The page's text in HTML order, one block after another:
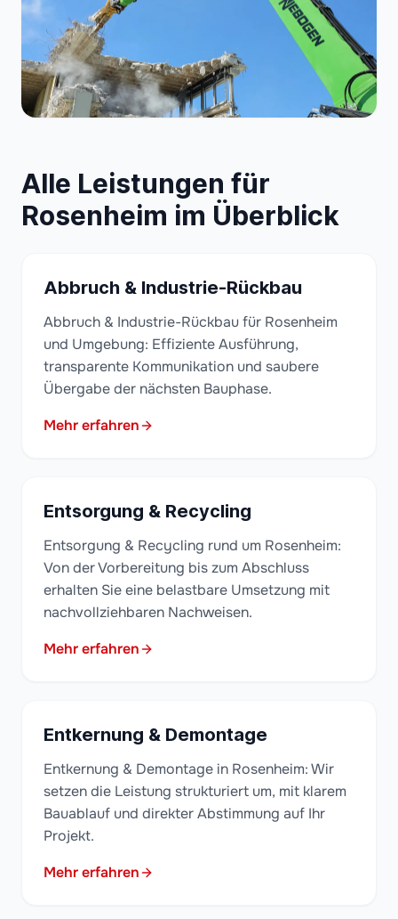
Alle Leistungen für
Rosenheim im Überblick
Abbruch & Industrie-Rückbau
Abbruch & Industrie-Rückbau für Rosenheim
und Umgebung: Effiziente Ausführung,
transparente Kommunikation und saubere
Übergabe der nächsten Bauphase.
Mehr erfahren
Entsorgung & Recycling
Entsorgung & Recycling rund um Rosenheim:
Von der Vorbereitung bis zum Abschluss
erhalten Sie eine belastbare Umsetzung mit
nachvollziehbaren Nachweisen.
Mehr erfahren
Entkernung & Demontage
Entkernung & Demontage in Rosenheim: Wir
setzen die Leistung strukturiert um, mit klarem
Bauablauf und direkter Abstimmung auf Ihr
Projekt.
Mehr erfahren